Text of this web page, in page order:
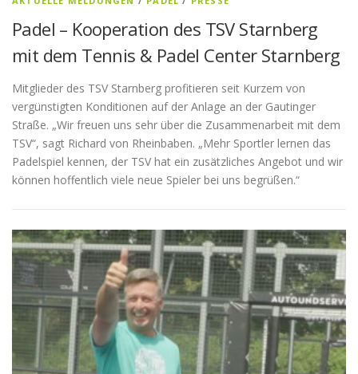
Padel – Kooperation des TSV Starnberg
mit dem Tennis & Padel Center Starnberg
Mitglieder des TSV Starnberg profitieren seit Kurzem von
vergünstigten Konditionen auf der Anlage an der Gautinger
Straße. „Wir freuen uns sehr über die Zusammenarbeit mit dem
TSV“, sagt Richard von Rheinbaben. „Mehr Sportler lernen das
Padelspiel kennen, der TSV hat ein zusätzliches Angebot und wir
können hoffentlich viele neue Spieler bei uns begrüßen.“